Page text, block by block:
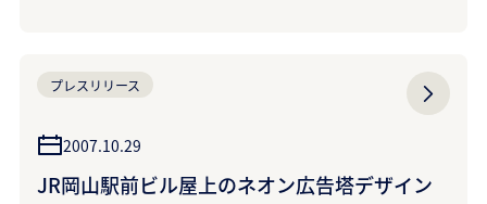
プレスリリース
2007.10.29
JR岡山駅前ビル屋上のネオン広告塔デザイン